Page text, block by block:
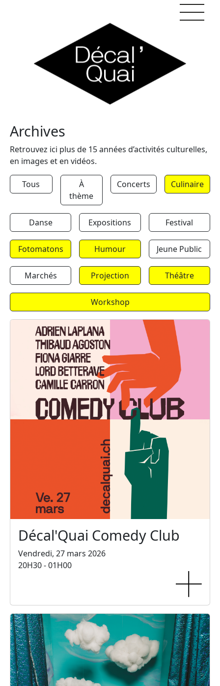
Archives
Retrouvez ici plus de 15 années d’activités culturelles,
en images et en vidéos.
Tous
À
thème
Concerts Culinaire
Danse Expositions Festival
Fotomatons Humour Jeune Public
Marchés Projection Théâtre
Workshop
Décal'Quai Comedy Club
Vendredi, 27 mars 2026
20H30 - 01H00